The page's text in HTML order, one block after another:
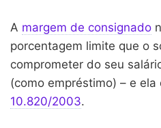
A margem de consignado
porcentagem limite que o
comprometer do seu
(como empréstimo) – e ela
10.820/2003.